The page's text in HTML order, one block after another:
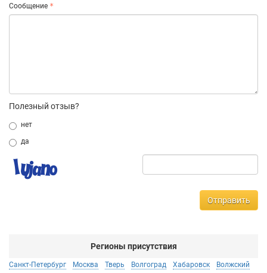
Сообщение
Полезный отзыв?
нет
да
Отправить
Регионы присутствия
Санкт-Петербург Москва Тверь Волгоград Хабаровск
Волжский